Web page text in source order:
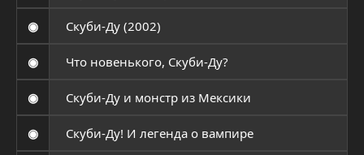
◉ Скуби-Ду (2002)
◉ Что новенького, Скуби-Ду?
◉ Скуби-Ду и монстр из Мексики
◉ Скуби-Ду! И легенда о вампире